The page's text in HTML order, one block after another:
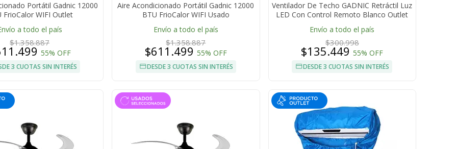
Portátil Gadnic 12000
FrioCalor WIFI Outlet
a todo el país
$1.358.887
55% OFF
3 CUOTAS SIN INTERÉS
Aire Acondicionado Portátil Gadnic 12000
BTU FrioCalor WIFI Usado
Envío a todo el país
$1.358.887
$611.499 55% OFF
DESDE 3 CUOTAS SIN INTERÉS
Ventilador De Techo GADNIC Retráctil Luz
LED Con Control Remoto Blanco Outlet
Envío a todo el país
$300.998
$135.44955% OFF
DESDE 3 CUOTAS SIN INTERÉS